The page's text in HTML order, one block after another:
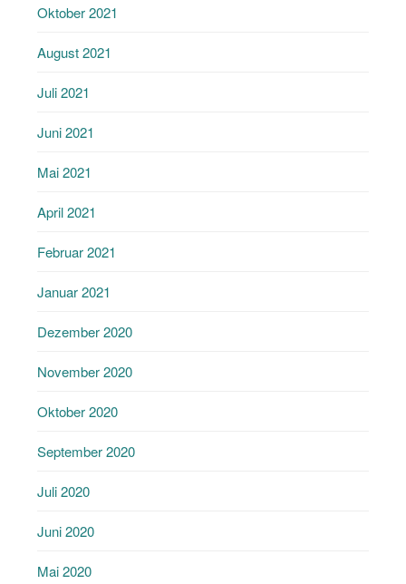
Oktober 2021
August 2021
Juli 2021
Juni 2021
Mai 2021
April 2021
Februar 2021
Januar 2021
Dezember 2020
November 2020
Oktober 2020
September 2020
Juli 2020
Juni 2020
Mai 2020